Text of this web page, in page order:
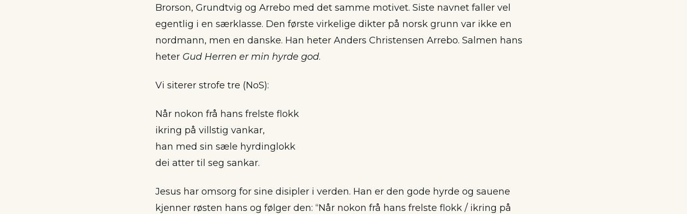
Brorson, Grundtvig og Arrebo med det samme motivet. Siste navnet faller vel
egentlig i en særklasse. Den første virkelige dikter på norsk grunn var ikke en
nordmann, men en danske. Han heter Anders Christensen Arrebo. Salmen hans
heter Gud Herren er min hyrde god.
Vi siterer strofe tre (NoS):
Når nokon frå hans frelste flokk
ikring på villstig vankar,
han med sin sæle hyrdinglokk
dei atter til seg sankar.
Jesus har omsorg for sine disipler i verden. Han er den gode hyrde og sauene
kjenner røsten hans og følger den: “Når nokon frå hans frelste flokk / ikring på